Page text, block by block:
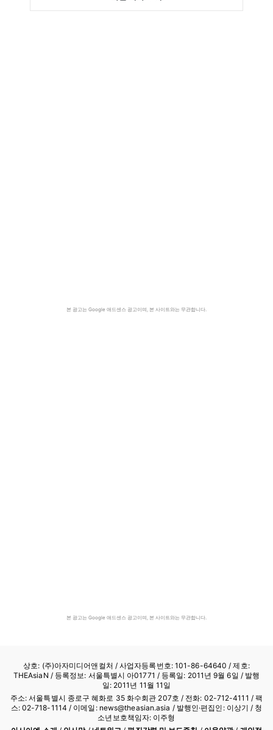
본 광고는 Google 애드센스 광고이며, 본 사이트와는 무관합니다.
본 광고는 Google 애드센스 광고이며, 본 사이트와는 무관합니다.
상호: (주)아자미디어앤컬처 /사업자등록번호: 101-86-64640 / 제호:
THEAsiaN / 등록정보: 서울특별시 아01771 / 등록일: 2011년 9월 6일 / 발행
일: 2011년 11월 11일
주소: 서울특별시 종로구 혜화로 35 화수회관 207호 / 전화: 02-712-4111 / 팩
스: 02-718-1114 / 이메일: news@theasian.asia / 발행인·편집인: 이상기 / 청
소년보호책임자: 이주형